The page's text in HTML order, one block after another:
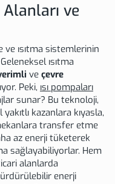
Alanları ve
ısıtma sistemlerinin
ısıtma
ve çevre
Peki, ısı pompaları
sunar? Bu teknoloji,
kazanlara kıyasla,
transfer etme
az enerji tüketerek
sağlayabiliyorlar. Hem
alanlarda
enerji